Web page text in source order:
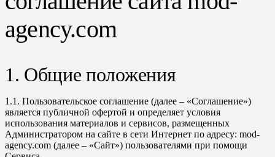
agency.com
1. Общие положения
1.1. Пользовательское соглашение (далее – «Соглашение»)
является публичной офертой и определяет условия
использования материалов и сервисов, размещенных
Администратором на сайте в сети Интернет по адресу: mod-
agency.com (далее – «Сайт») пользователями при помощи